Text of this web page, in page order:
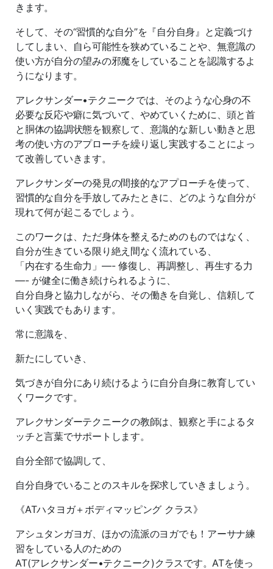
きます。
そして、その“習慣的な自分”を『自分自身』と定義づけ
してしまい、自ら可能性を狭めていることや、無意識の
使い方が自分の望みの邪魔をしていることを認識するよ
うになります。
アレクサンダー•テクニークでは、そのような心身の不
必要な反応や癖に気づいて、やめていくために、頭と首
と胴体の協調状態を観察して、意識的な新しい動きと思
考の使い方のアプローチを繰り返し実践することによっ
て改善していきます。
アレクサンダーの発見の間接的なアプローチを使って、
習慣的な自分を手放してみたときに、どのような自分が
現れて何が起こるでしょう。
このワークは、ただ身体を整えるためのものではなく、
自分が生きている限り絶え間なく流れている、
「内在する生命力」―- 修復し、再調整し、再生する力
―- が健全に働き続けられるように、
自分自身と協力しながら、その働きを自覚し、信頼して
いく実践でもあります。
常に意識を、
新たにしていき、
気づきが自分にあり続けるように自分自身に教育してい
くワークです。
アレクサンダーテクニークの教師は、観察と手によるタ
ッチと言葉でサポートします。
自分全部で協調して、
自分自身でいることのスキルを探求していきましょう。
《ATハタヨガ＋ボディマッピング クラス》
アシュタンガヨガ、ほかの流派のヨガでも！アーサナ練
習をしている人のための
AT(アレクサンダー•テクニーク)クラスです。ATを使っ